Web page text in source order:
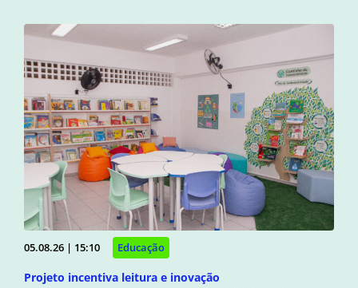
05.08.26 | 15:10 Educação
Projeto incentiva leitura e inovação